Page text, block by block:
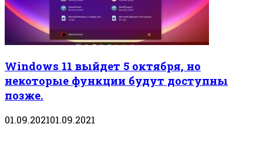
Windows 11 выйдет 5 октября, но
некоторые функции будут доступны
позже.
01.09.202101.09.2021